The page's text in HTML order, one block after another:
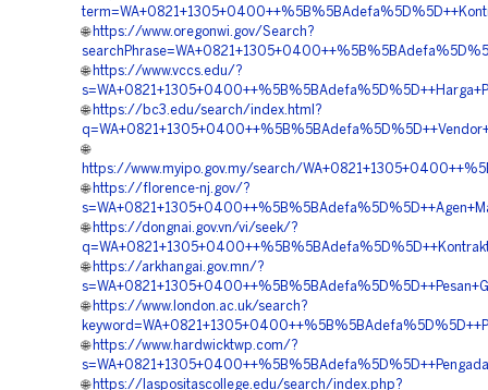
🌐 https://www.oregonwi.gov/Search?
🌐 https://www.vccs.edu/?
🌐 https://bc3.edu/search/index.html?
🌐
https://www.myipo.gov.my/search/
🌐 https://florence-nj.gov/?
🌐 https://dongnai.gov.vn/vi/seek/?
🌐 https://arkhangai.gov.mn/?
🌐 https://www.london.ac.uk/search?
🌐 https://www.hardwicktwp.com/?
🌐 https://laspositascollege.edu/search/index.php?